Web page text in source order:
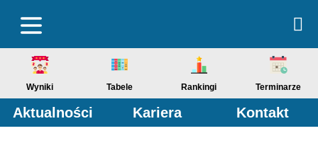
Wyniki Tabele Rankingi Terminarze
Aktualności Kariera Kontakt